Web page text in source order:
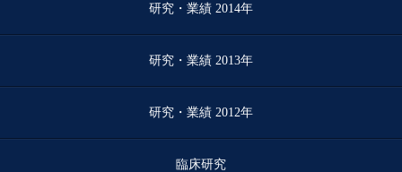
研究・業績 2014年
研究・業績 2013年
研究・業績 2012年
臨床研究